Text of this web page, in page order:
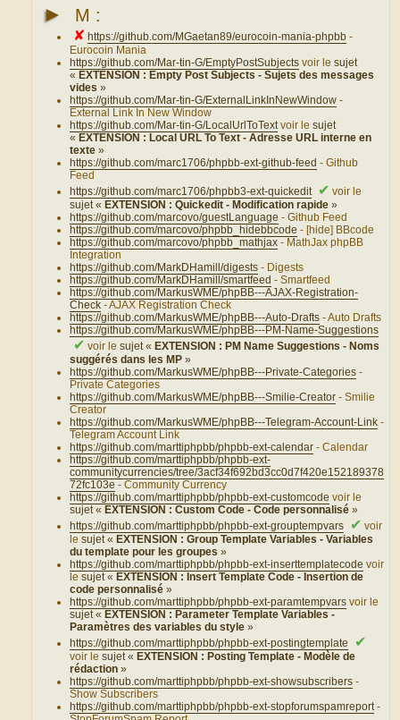
► M :
✘ https://github.com/MGaetan89/eurocoin-mania-phpbb -
Eurocoin Mania
https://github.com/Mar-tin-G/EmptyPostSubjects voir lesujet
« EXTENSION : Empty Post Subjects - Sujets des messages
vides»
https://github.com/Mar-tin-G/ExternalLinkInNewWindow -
External Link In New Window
https://github.com/Mar-tin-G/LocalUrlToText voir lesujet
« EXTENSION : Local URL To Text - Adresse URL interne en
texte»
https://github.com/marc1706/phpbb-ext-github-feed - Github
Feed
https://github.com/marc1706/phpbb3-ext-quickedit
✔ voir le
sujet « EXTENSION : Quickedit - Modification rapide»
https://github.com/marcovo/guestLanguage - Github Feed
https://github.com/marcovo/phpbb_hidebbcode - [hide] BBcode
https://github.com/marcovo/phpbb_mathjax - MathJax phpBB
Integration
https://github.com/MarkDHamill/digests - Digests
https://github.com/MarkDHamill/smartfeed - Smartfeed
https://github.com/MarkusWME/phpBB---AJAX-Registration-
Check - AJAX Registration Check
https://github.com/MarkusWME/phpBB---Auto-Drafts - Auto Drafts
https://github.com/MarkusWME/phpBB---PM-Name-Suggestions
✔ voir lesujet « EXTENSION : PM Name Suggestions - Noms
suggérés dans les MP»
https://github.com/MarkusWME/phpBB---Private-Categories -
Private Categories
https://github.com/MarkusWME/phpBB---Smilie-Creator - Smilie
Creator
https://github.com/MarkusWME/phpBB---Telegram-Account-Link -
Telegram Account Link
https://github.com/marttiphpbb/phpbb-ext-calendar - Calendar
https://github.com/marttiphpbb/phpbb-ext-
communitycurrencies/tree/3acf34f692bd3cc0d7f420e152189378
72fc103e - Community Currency
https://github.com/marttiphpbb/phpbb-ext-customcode voir le
sujet « EXTENSION : Custom Code - Code personnalisé»
https://github.com/marttiphpbb/phpbb-ext-grouptempvars
✔ voir
lesujet « EXTENSION : Group Template Variables - Variables
du template pour les groupes»
https://github.com/marttiphpbb/phpbb-ext-inserttemplatecode voir
lesujet « EXTENSION : Insert Template Code - Insertion de
code personnalisé»
https://github.com/marttiphpbb/phpbb-ext-paramtempvars voir le
sujet « EXTENSION : Parameter Template Variables -
Paramètres des variables du style»
https://github.com/marttiphpbb/phpbb-ext-postingtemplate
✔
voir lesujet « EXTENSION : Posting Template - Modèle de
rédaction»
https://github.com/marttiphpbb/phpbb-ext-showsubscribers -
Show Subscribers
https://github.com/marttiphpbb/phpbb-ext-stopforumspamreport -